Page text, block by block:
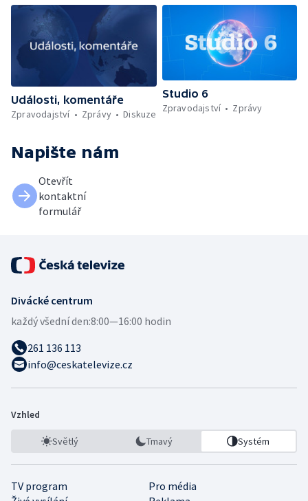
Události, komentáře
Zpravodajství
Zprávy Diskuze
Studio 6
Zpravodajství
Zprávy
Napište nám
Otevřít
kontaktní
formulář
Divácké centrum
každý všední den:8:00—16:00 hodin
261 136 113
info@ceskatelevize.cz
Vzhled
Světlý Tmavý Systém
TV program
Pro média